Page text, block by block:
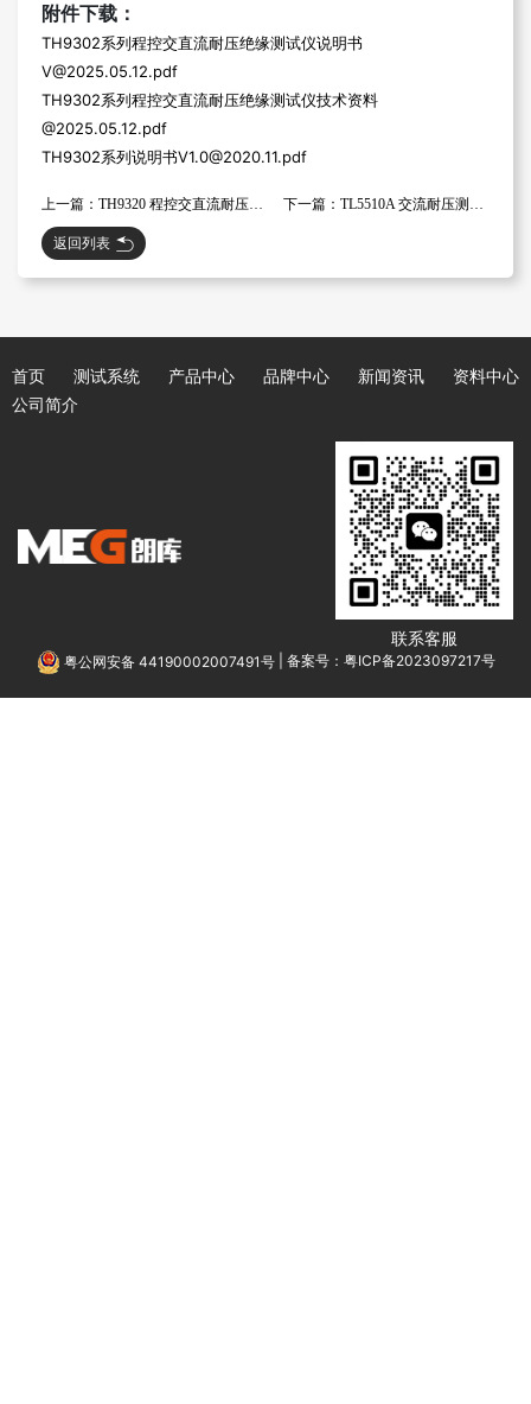
附件下载：
TH9302系列程控交直流耐压绝缘测试仪说明书
V@2025.05.12.pdf
TH9302系列程控交直流耐压绝缘测试仪技术资料
@2025.05.12.pdf
TH9302系列说明书V1.0@2020.11.pdf
上一篇：TH9320 程控交直流耐压绝缘测试仪 下一篇：TL5510A 交流耐压测试仪
返回列表
首页 测试系统 产品中心 品牌中心 新闻资讯
资料中心
公司简介
联系客服
粤公网安备 44190002007491号 备案号：粤ICP备2023097217号